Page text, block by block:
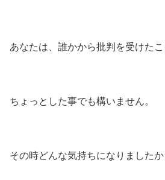
あなたは、誰かから批判を受けた
ちょっとした事でも構いません。
その時どんな気持ちになりましたか